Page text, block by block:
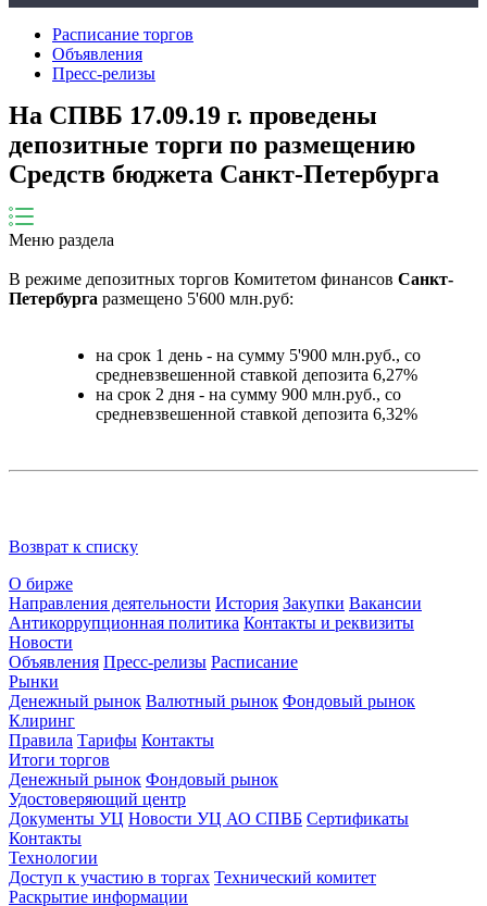
Расписание торгов
Объявления
Пресс-релизы
На СПВБ 17.09.19 г. проведены
депозитные торги по размещению
Средств бюджета Санкт-Петербурга
Меню раздела
В режиме депозитных торгов Комитетом финансов Санкт-
Петербурга размещено 5'600 млн.руб:
на срок 1 день - на сумму 5'900 млн.руб., со
средневзвешенной ставкой депозита 6,27%
на срок 2 дня - на сумму 900 млн.руб., со
средневзвешенной ставкой депозита 6,32%
Возврат к списку
О бирже
Направления деятельности История Закупки Вакансии
Антикоррупционная политика Контакты и реквизиты
Новости
Объявления Пресс-релизы Расписание
Рынки
Денежный рынок Валютный рынок Фондовый рынок
Клиринг
Правила Тарифы Контакты
Итоги торгов
Денежный рынок Фондовый рынок
Удостоверяющий центр
Документы УЦ Новости УЦ АО СПВБ Сертификаты
Контакты
Технологии
Доступ к участию в торгах Технический комитет
Раскрытие информации